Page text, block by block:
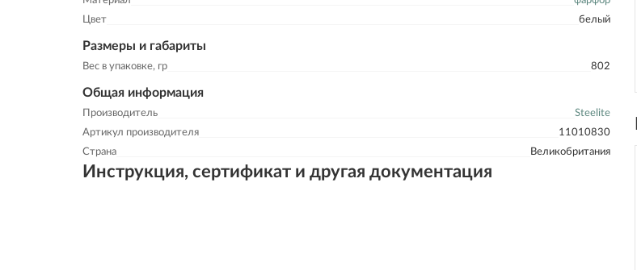
Цвет
белый
Размеры и габариты
Вес в упаковке, гр 802
Общая информация
Производитель
Steelite
Артикул производителя
11010830
Страна
Великобритания
Инструкция, сертификат и другая документация